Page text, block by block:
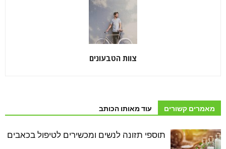
צוות הטבעונים
מאמרים קשורים עוד מאותו הכותב
תוספי תזונה לנשים ומכשירים לטיפול בכאבים